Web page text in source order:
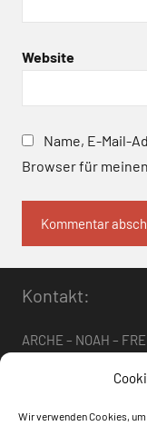
Wir verwenden Cookies,
Website
Name, E-Mail-
Browser für
Kontakt:
ARCHE – NOAH –
arche-noah-